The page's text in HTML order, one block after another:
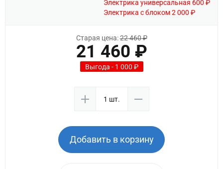
Электрика универсальная 600 ₽
Электрика с блоком 2 000 ₽
Старая цена:22 460 ₽
21 460 ₽
Выгода - 1 000 ₽
Добавить в корзину